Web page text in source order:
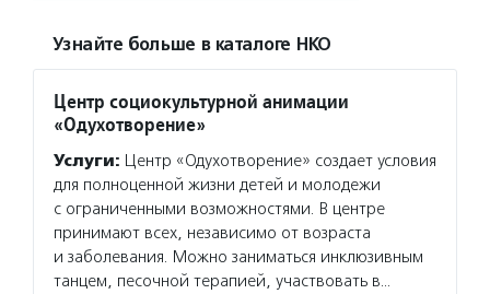
Узнайте больше в каталоге НКО
Центр социокультурной анимации
«Одухотворение»
Услуги: Центр «Одухотворение» создает условия
для полноценной жизни детей и молодежи
с ограниченными возможностями. В центре
принимают всех, независимо от возраста
и заболевания. Можно заниматься инклюзивным
танцем, песочной терапией, участвовать в…